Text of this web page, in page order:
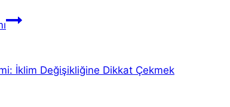
Trump
Kutuplaşmanın